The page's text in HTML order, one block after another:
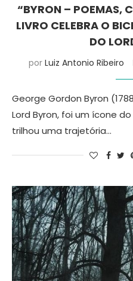
“BYRON – POEMAS,
LIVRO CELEBRA O
DO
por Luiz Antonio Ribeiro
George Gordon Byron
Lord Byron, foi um ícone
trilhou uma trajetória…